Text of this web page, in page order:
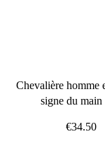
Chevalière homme
signe du
€34.50